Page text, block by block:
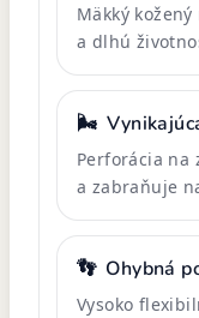
Mäkký
a dlhú
🌬️
Perforácia na
a zabraňuje
👣 Ohybná
Vysoko